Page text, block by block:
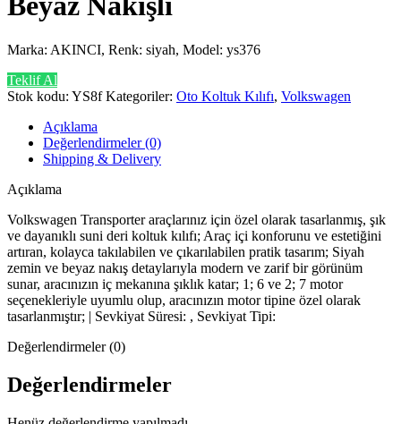
Marka: AKINCI, Renk: siyah, Model: ys376
Teklif Al
Stok kodu: YS8fKategoriler: Oto Koltuk Kılıfı, Volkswagen
Açıklama
Değerlendirmeler (0)
Shipping & Delivery
Açıklama
Volkswagen Transporter araçlarınız için özel olarak tasarlanmış, şık
ve dayanıklı suni deri koltuk kılıfı; Araç içi konforunu ve estetiğini
artıran, kolayca takılabilen ve çıkarılabilen pratik tasarım; Siyah
zemin ve beyaz nakış detaylarıyla modern ve zarif bir görünüm
sunar, aracınızın iç mekanına şıklık katar; 1; 6 ve 2; 7 motor
seçenekleriyle uyumlu olup, aracınızın motor tipine özel olarak
tasarlanmıştır; | Sevkiyat Süresi: , Sevkiyat Tipi:
Değerlendirmeler (0)
Değerlendirmeler